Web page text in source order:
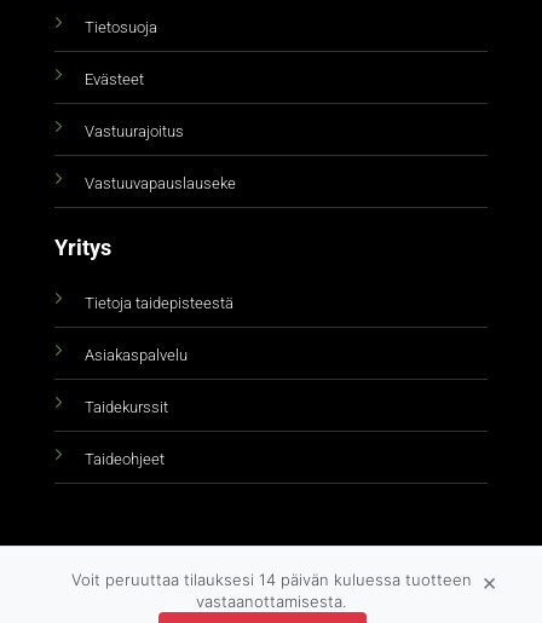
Tietosuoja
Evästeet
Vastuurajoitus
Vastuuvapauslauseke
Yritys
Tietoja taidepisteestä
Asiakaspalvelu
Taidekurssit
Taideohjeet
Voit peruuttaa tilauksesi 14 päivän kuluessa tuotteen
vastaanottamisesta.
×